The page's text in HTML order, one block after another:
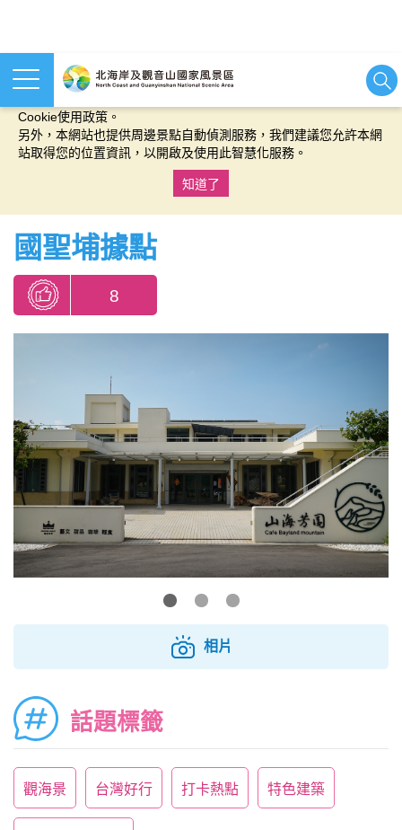
本網站使用cookies等相關技術以持續優化網站服務，並有助於為
Cookie使用政策。
另外，本網站也提供周邊景點自動偵測服務，我們建議您允許本網
站取得您的位置資訊，以開啟及使用此智慧化服務。
知道了
國聖埔據點
8
相片
話題標籤
觀海景 台灣好行 打卡熱點 特色建築